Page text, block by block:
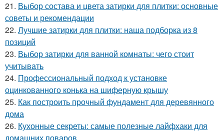
21. Выбор состава и цвета затирки для плитки: основные
советы и рекомендации
22. Лучшие затирки для плитки: наша подборка из 8
позиций
23. Выбор затирки для ванной комнаты: чего стоит
учитывать
24. Профессиональный подход к установке
оцинкованного конька на шиферную крышу
25. Как построить прочный фундамент для деревянного
дома
26. Кухонные секреты: самые полезные лайфхаки для